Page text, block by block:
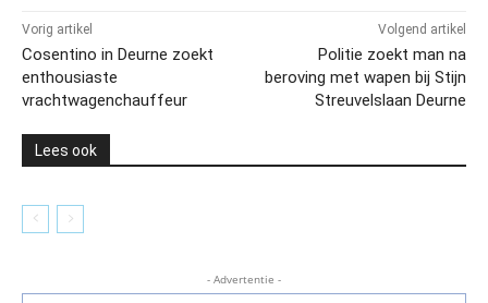
Vorig artikel
Cosentino in Deurne zoekt
enthousiaste
vrachtwagenchauffeur
Volgend artikel
Politie zoekt man na
beroving met wapen bij Stijn
Streuvelslaan Deurne
Lees ook
- Advertentie -